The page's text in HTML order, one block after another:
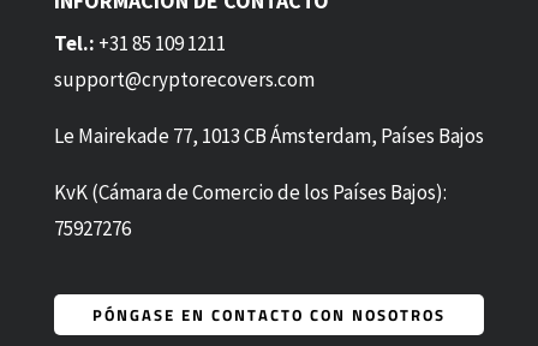
Tel.: +31 85 109 1211
support@cryptorecovers.com
Le Mairekade 77, 1013 CB Ámsterdam, Países Bajos
KvK (Cámara de Comercio de los Países Bajos):
75927276
PÓNGASE EN CONTACTO CON NOSOTROS